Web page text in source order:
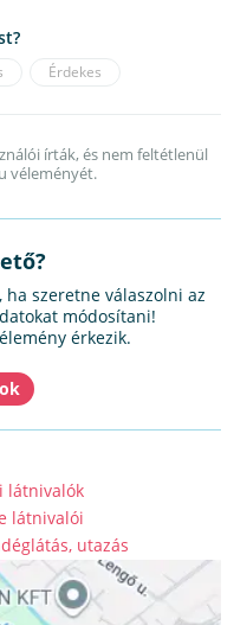
Érdekes
írták, és nem feltétlenül
véleményét.
szeretne válaszolni az
módosítani!
érkezik.
látnivalók
látnivalói
utazás